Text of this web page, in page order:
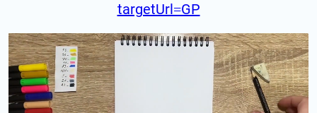
targetUrl=GP